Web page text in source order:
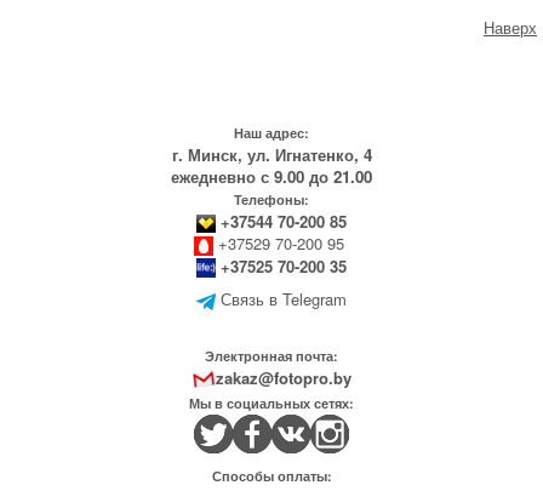
Наверх
Наш адрес:
г. Минск, ул. Игнатенко, 4
ежедневно с 9.00 до 21.00
Телефоны:
+37544 70-200 85
+37529 70-200 95
+37525 70-200 35
Связь в Telegram
Электронная почта:
zakaz@fotopro.by
Мы в социальных сетях:
Способы оплаты: